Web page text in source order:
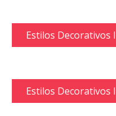
Estilos Decorativos
Estilos Decorativos I